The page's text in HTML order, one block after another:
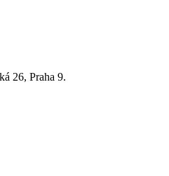
26, Praha 9.